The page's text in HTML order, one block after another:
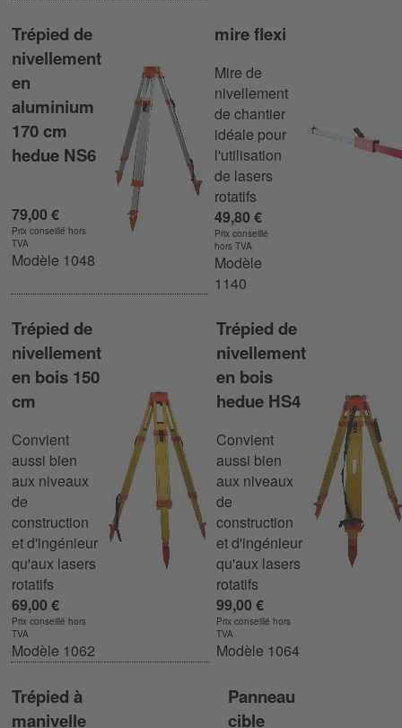
Trépied de
nivellement
en
aluminium
170 cm
hedue NS6
79,00 €
Prix conseillé hors
TVA
Modèle 1048
mire flexi
Mire de
nivellement
de chantier
idéale pour
l'utilisation
de lasers
rotatifs
49,80 €
Prix conseillé
hors TVA
Modèle
1140
Trépied de
nivellement
en bois 150
cm
Convient
aussi bien
aux niveaux
de
construction
et d'ingénieur
qu'aux lasers
rotatifs
69,00 €
Prix conseillé hors
TVA
Modèle 1062
Trépied de
nivellement
en bois
hedue HS4
Convient
aussi bien
aux niveaux
de
construction
et d'ingénieur
qu'aux lasers
rotatifs
99,00 €
Prix conseillé hors
TVA
Modèle 1064
Trépied à
manivelle
Panneau
cible